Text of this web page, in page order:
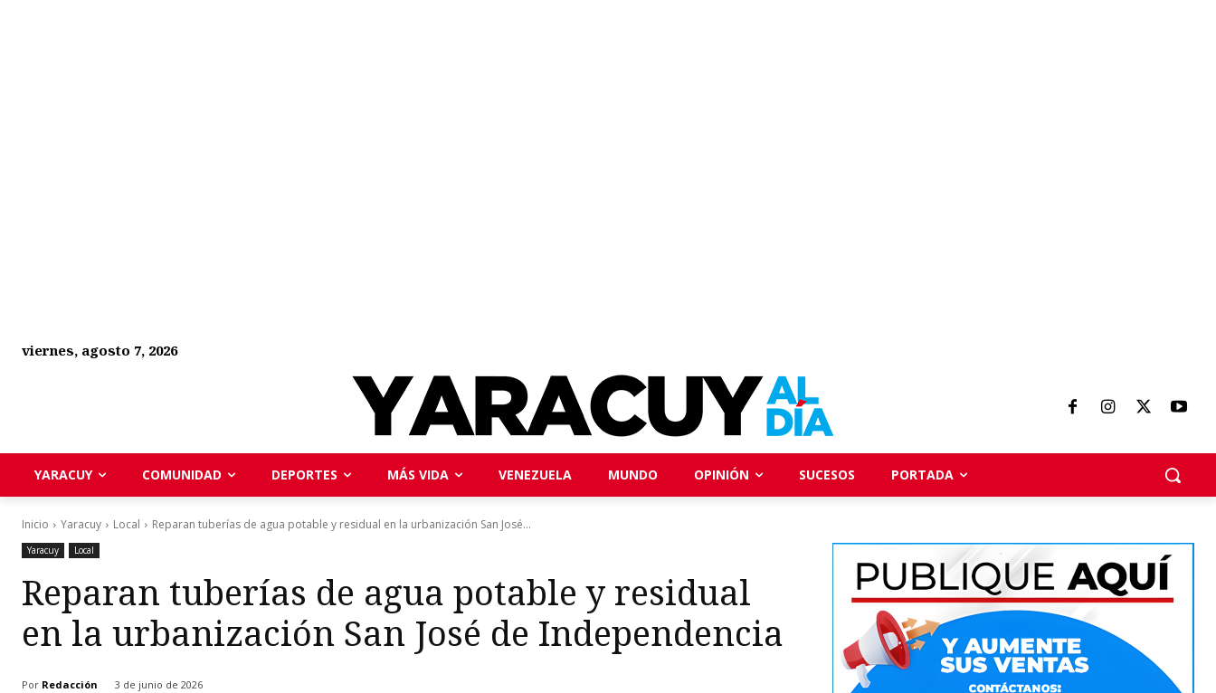
viernes, agosto 7, 2026
YARACUY COMUNIDAD DEPORTES MÁS VIDA VENEZUELA MUNDO OPINIÓN SUCESOS PORTADA
Inicio Yaracuy Local Reparan tuberías de agua potable y residual en la urbanización San José...
Yaracuy Local
Reparan tuberías de agua potable y residual
en la urbanización San José de Independencia
Por Redacción 3 de junio de 2026